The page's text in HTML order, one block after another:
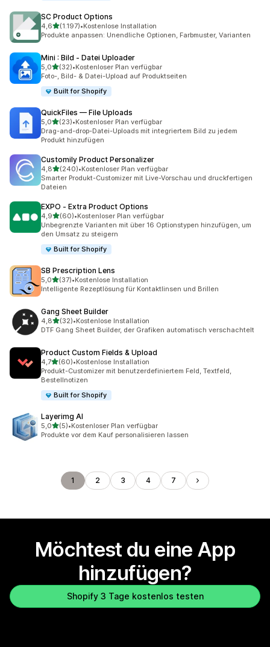
SC Product Options
4,6von 5 Sternen
(1.197)
1197 Rezensionen insgesamt
•Kostenlose Installation
Produkte anpassen: Unendliche Optionen, Farbmuster, Varianten
Mini : Bild ‑ Datei Uploader
5,0von 5 Sternen
(32)
32 Rezensionen insgesamt
•Kostenloser Plan verfügbar
Foto-, Bild- & Datei-Upload auf Produktseiten
Built for Shopify
QuickFiles — File Uploads
5,0von 5 Sternen
(23)
23 Rezensionen insgesamt
•Kostenloser Plan verfügbar
Drag-and-drop-Datei-Uploads mit integriertem Bild zu jedem
Produkt hinzufügen
Customily Product Personalizer
4,8von 5 Sternen
(240)
240 Rezensionen insgesamt
•Kostenloser Plan verfügbar
Smarter Produkt-Customizer mit Live-Vorschau und druckfertigen
Dateien
EXPO ‑ Extra Product Options
4,9von 5 Sternen
(60)
60 Rezensionen insgesamt
•Kostenloser Plan verfügbar
Unbegrenzte Varianten mit über 16 Optionstypen hinzufügen, um
den Umsatz zu steigern
Built for Shopify
SB Prescription Lens
5,0von 5 Sternen
(37)
37 Rezensionen insgesamt
•Kostenlose Installation
Intelligente Rezeptlösung für Kontaktlinsen und Brillen
Gang Sheet Builder
4,8von 5 Sternen
(32)
32 Rezensionen insgesamt
•Kostenlose Installation
DTF Gang Sheet Builder, der Grafiken automatisch verschachtelt
Product Custom Fields & Upload
4,7von 5 Sternen
(60)
60 Rezensionen insgesamt
•Kostenlose Installation
Produkt-Customizer mit benutzerdefiniertem Feld, Textfeld,
Bestellnotizen
Built for Shopify
Layerimg AI
5,0von 5 Sternen
(5)
5 Rezensionen insgesamt
•Kostenloser Plan verfügbar
Produkte vor dem Kauf personalisieren lassen
1 2 3 4 7
Möchtest du eine App
hinzufügen?
Shopify 3 Tage kostenlos testen